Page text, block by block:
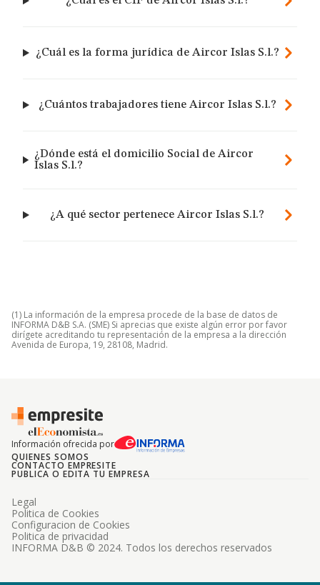
¿Cuál es la forma jurídica de Aircor Islas S.l.?
¿Cuántos trabajadores tiene Aircor Islas S.l.?
¿Dónde está el domicilio Social de Aircor
Islas S.l.?
¿A qué sector pertenece Aircor Islas S.l.?
(1) La información de la empresa procede de la base de datos de
INFORMA D&B S.A. (SME) Si aprecias que existe algún error por favor
dirígete acreditando tu representación de la empresa a la dirección
Avenida de Europa, 19, 28108, Madrid.
Información ofrecida por
QUIENES SOMOS
CONTACTO EMPRESITE
PUBLICA O EDITA TU EMPRESA
INFORMA D&B © 2024. Todos los derechos reservados
Legal
Politica de Cookies
Configuracion de Cookies
Politica de privacidad